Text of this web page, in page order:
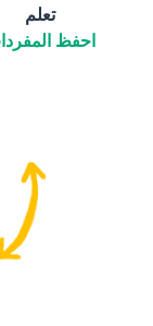
تعلم
احفظ